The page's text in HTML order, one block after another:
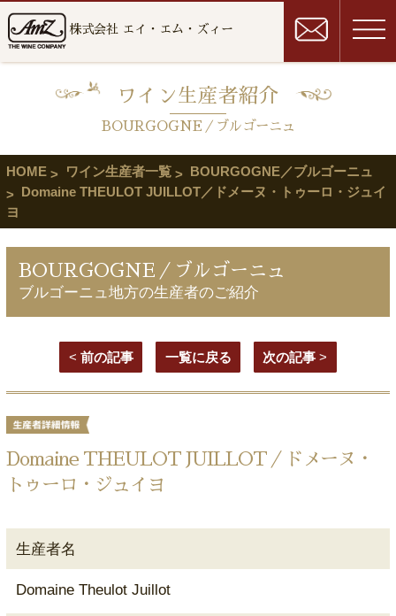
株式会社 エイ・エム・ズィー
ワイン生産者紹介
BOURGOGNE／ブルゴーニュ
HOME ワイン生産者一覧
BOURGOGNE／ブルゴーニュ
Domaine THEULOT JUILLOT／ドメーヌ・トゥーロ・ジュイ
ヨ
BOURGOGNE／ブルゴーニュ
ブルゴーニュ地方の生産者のご紹介
< 前の記事 一覧に戻る 次の記事 >
Domaine THEULOT JUILLOT／ドメーヌ・
トゥーロ・ジュイヨ
生産者名
Domaine Theulot Juillot